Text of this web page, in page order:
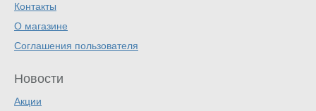
Контакты
О магазине
Соглашения пользователя
Новости
Акции